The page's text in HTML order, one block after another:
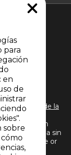
de
de la
Todos los
reproducción
idioma sin
in whole or
is
para
en
de
sobre